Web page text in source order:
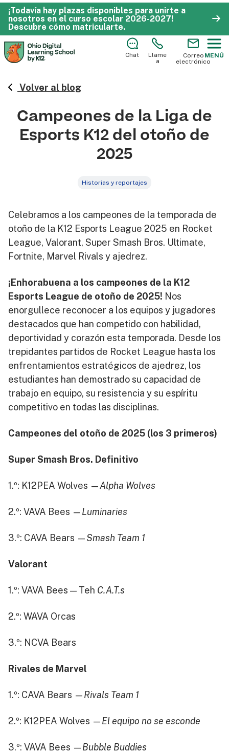
¡Todavía hay plazas disponibles para unirte a
nosotros en el curso escolar 2026-2027!
Descubre cómo matricularte.
Chat
Llame
a
Correo
electrónico
MENÚ
Volver al blog
Campeones de la Liga de
Esports K12 del otoño de
2025
Historias y reportajes
Celebramos a los campeones de la temporada de
otoño de la K12 Esports League 2025 en Rocket
League, Valorant, Super Smash Bros. Ultimate,
Fortnite, Marvel Rivals y ajedrez.
¡Enhorabuena a los campeones de la K12
Esports League de otoño de 2025! Nos
enorgullece reconocer a los equipos y jugadores
destacados que han competido con habilidad,
deportividad y corazón esta temporada. Desde los
trepidantes partidos de Rocket League hasta los
enfrentamientos estratégicos de ajedrez, los
estudiantes han demostrado su capacidad de
trabajo en equipo, su resistencia y su espíritu
competitivo en todas las disciplinas.
Campeones del otoño de 2025 (los 3 primeros)
Super Smash Bros. Definitivo
1.º: K12PEA Wolves —Alpha Wolves
2.º: VAVA Bees —Luminaries
3.º: CAVA Bears —Smash Team 1
Valorant
1.º: VAVA Bees — Teh C.A.T.s
2.º: WAVA Orcas
3.º: NCVA Bears
Rivales de Marvel
1.º: CAVA Bears —Rivals Team 1
2.º: K12PEA Wolves —El equipo no se esconde
3.º: VAVA Bees —Bubble Buddies